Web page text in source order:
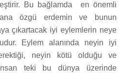
Bu bağlamda en önemli
özgü erdemin ve bunun
çıkartacak iyi eylemlerin neye
Eylem alanında neyin iyi
neyin kötü olduğu ve
insan teki bu dünya üzerinde